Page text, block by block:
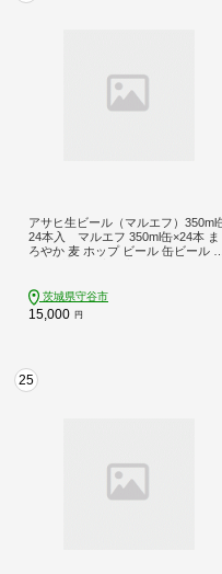
アサヒ生ビール（マルエフ）350ml
24本入 マルエフ 350ml缶×24本 ま
ろやか 麦 ホップ ビール 缶ビール 酒
茨城県守谷市
15,000 円
25